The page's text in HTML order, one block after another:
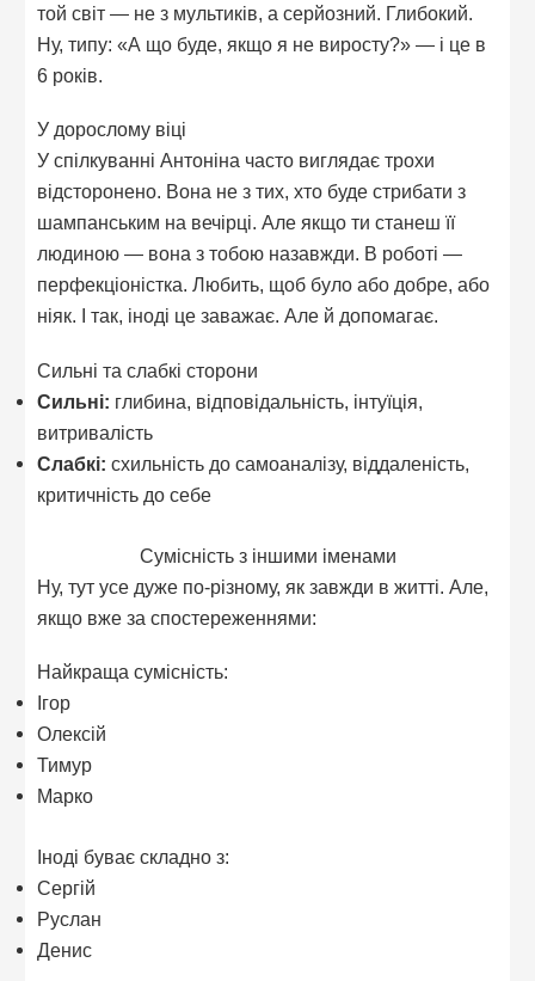
той світ — не з мультиків, а серйозний. Глибокий.
Ну, типу: «А що буде, якщо я не виросту?» — і це в
6 років.
У дорослому віці
У спілкуванні Антоніна часто виглядає трохи
відсторонено. Вона не з тих, хто буде стрибати з
шампанським на вечірці. Але якщо ти станеш її
людиною — вона з тобою назавжди. В роботі —
перфекціоністка. Любить, щоб було або добре, або
ніяк. І так, іноді це заважає. Але й допомагає.
Сильні та слабкі сторони
Сильні: глибина, відповідальність, інтуїція,
витривалість
Слабкі: схильність до самоаналізу, віддаленість,
критичність до себе
Сумісність з іншими іменами
Ну, тут усе дуже по-різному, як завжди в житті. Але,
якщо вже за спостереженнями:
Найкраща сумісність:
Ігор
Олексій
Тимур
Марко
Іноді буває складно з:
Сергій
Руслан
Денис